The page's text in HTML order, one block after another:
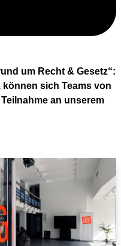
um Recht & Gesetz“:
können sich Teams von
an unserem